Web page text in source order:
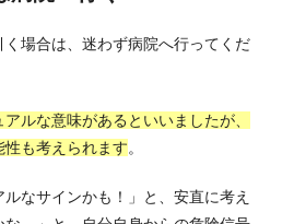
く場合は、迷わず病院へ行ってくだ
ルな意味があるといいましたが、
も考えられます。
なサインかも！」と、安直に考え